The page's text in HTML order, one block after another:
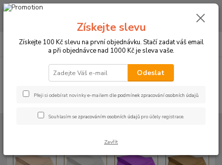
CHCETE NAKOUPIT VĚTŠÍ MNOŽSTVÍ NAŠICH PRODUKTŮ ZA LEPŠÍ
CZK
Hledat
+420 773 794 023
Pondělí-pátek 9-16 hodin
0
Získejte slevu
Získejte 100 Kč slevu na první objednávku. Stačí zadat váš email
a při objednávce nad 1000 Kč je sleva vaše.
Odeslat
Přeji si odebírat novinky e-mailem dle podmínek zpracování osobních údajů.
Souhlasím se zpracováním osobních údajů pro účely registrace.
Zavřít